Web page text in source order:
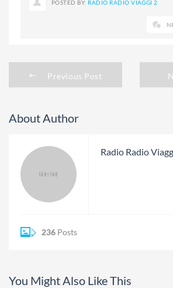
POSTED BY: RADIO RADIO VIAGGI 2
Previous Post
About Author
Radio Radio
236 Posts
You Might Also Like This